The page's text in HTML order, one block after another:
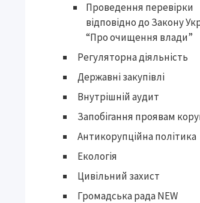
Проведення перевірки
відповідно до Закону
“Про очищення влади”
Регуляторна діяльність
Державні закупівлі
Внутрішній аудит
Запобігання проявам
Антикорупційна політика
Екологія
Цивільний захист
Громадська рада NEW